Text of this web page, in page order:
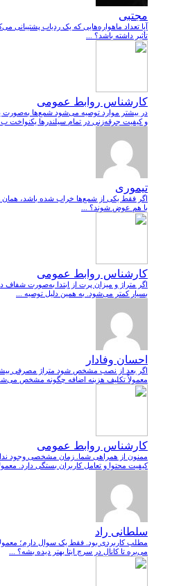
مجتبی
آیا تعداد ماهواره‌هایی که یک ردیاب
تأثیر داشته باشد؟ ...
کارشناس روابط عمومی
در بیشتر موارد توصیه می‌شود شمع‌ها
و کیفیت جرقه‌زنی در تمام سیلندرها یکنواخت ب
تیموری
اگر فقط یکی از شمع‌ها خراب شده باشد، همان
با هم عوض شوند؟ ...
کارشناس روابط عمومی
اگر متراژ و میزان پرت از ابتدا به‌صورت شفاف
بسیار کمتر می‌شود. به همین دلیل توصیه ...
احسان وفادار
اگر بعد از نصب مشخص شود متراژ مصرفی
معمولاً تکلیف هزینه اضافه چگونه مشخص
کارشناس روابط عمومی
ممنون از همراهی شما. زمان مشخصی وجود
کیفیت محتوا و تعامل کاربران بستگی دارد.
سلطانی راد
مطلب کاربردی بود. فقط یک سوال دارم؛
می‌بره تا کانال در سرچ ایتا بهتر دیده بشه؟ ...